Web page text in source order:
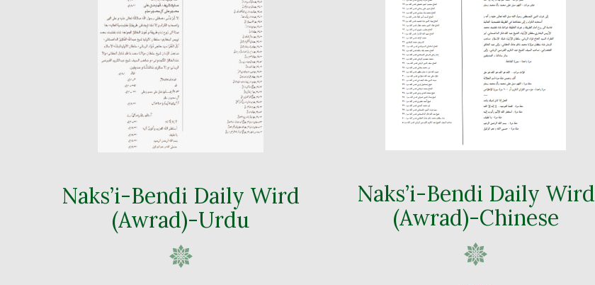
Naks’i-Bendi Daily Wird
(Awrad)-Urdu
Naks’i-Bendi Daily Wird
(Awrad)-Chinese